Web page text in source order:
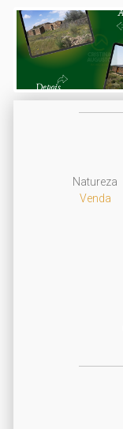
Natureza
Venda